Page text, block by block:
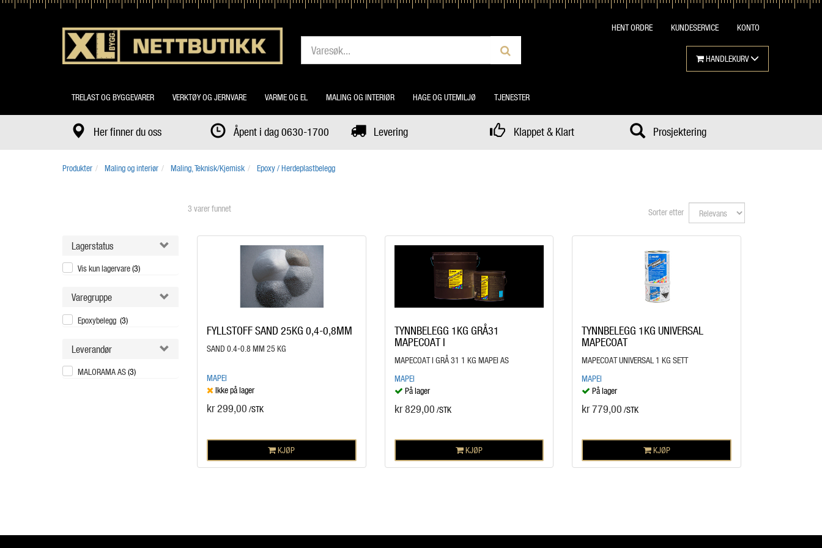
HENT ORDRE KUNDESERVICE KONTO
HANDLEKURV
TRELAST OG BYGGEVARER VERKTØY OG JERNVARE VARME OG EL MALING OG INTERIØR HAGE OG UTEMILJØ TJENESTER
Her finner du oss Åpent i dag 0630-1700 Levering Klappet & Klart Prosjektering
Produkter Maling og interiør Maling, Teknisk/Kjemisk Epoxy / Herdeplastbelegg
3 varer funnet Sorter etter
Lagerstatus
Vis kun lagervare(3)
Varegruppe
Epoxybelegg (3)
Leverandør
MALORAMA AS(3)
FYLLSTOFF SAND 25KG 0,4-0,8MM
SAND 0.4-0.8 MM 25 KG
MAPEI
Ikke på lager
kr 299,00 /STK
KJØP
TYNNBELEGG 1KG GRÅ31
MAPECOAT I
MAPECOAT I GRÅ 31 1 KG MAPEI AS
MAPEI
På lager
kr 829,00 /STK
KJØP
TYNNBELEGG 1KG UNIVERSAL
MAPECOAT
MAPECOAT UNIVERSAL 1 KG SETT
MAPEI
På lager
kr 779,00 /STK
KJØP